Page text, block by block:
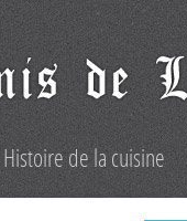
Histoire de la cuisine